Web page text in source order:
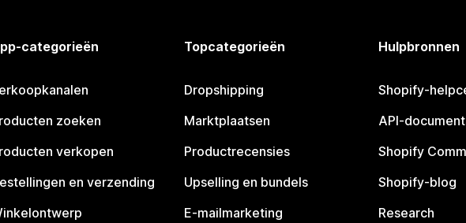
categorieën
zoeken
verkopen
en verzending
Topcategorieën
Dropshipping
Marktplaatsen
Productrecensies
Upselling en bundels
E-mailmarketing
Hulpbronnen
Shopify-
API-
Shopify
Shopify-blog
Research